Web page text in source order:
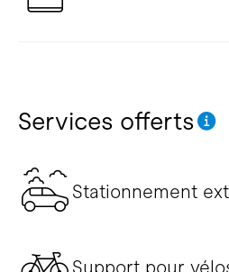
Services offerts
Stationnement
Support pour